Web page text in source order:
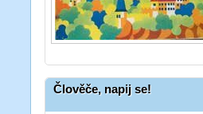
Člověče, napij se!